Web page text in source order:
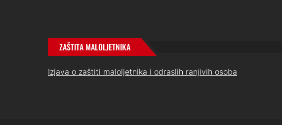
ZAŠTITA MALOLJETNIKA
Izjava o zaštiti maloljetnika i odraslih ranjivih osoba